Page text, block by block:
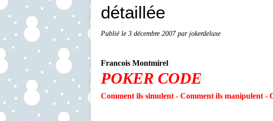
détaillée
Publié le 3 décembre 2007par jokerdeluxe
Francois Montmirel
POKER CODE
Comment ils simulent - Comment ils manipulent -